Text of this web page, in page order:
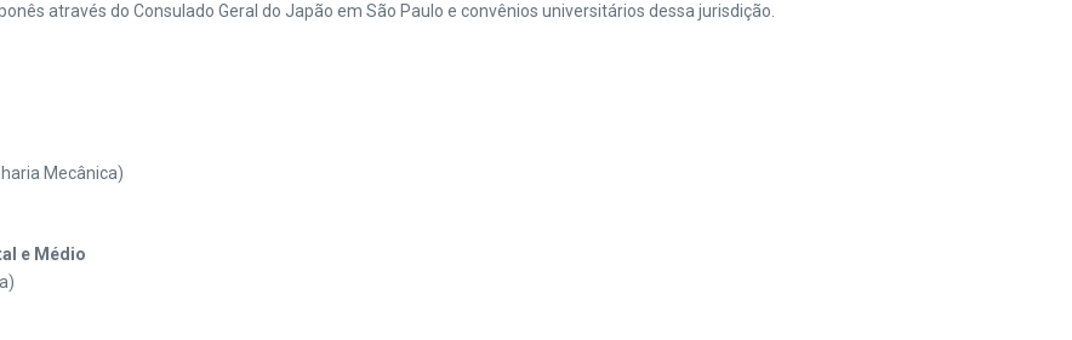
através do Consulado Geral do Japão em São Paulo e convênios universitários dessa jurisdição.
Mecânica)
e Médio